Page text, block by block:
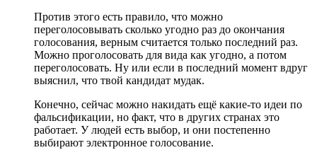
Против этого есть правило, что можно
переголосовывать сколько угодно раз до окончания
голосования, верным считается только последний раз.
Можно проголосовать для вида как угодно, а потом
переголосовать. Ну или если в последний момент вдруг
выяснил, что твой кандидат мудак.
Конечно, сейчас можно накидать ещё какие-то идеи по
фальсификации, но факт, что в других странах это
работает. У людей есть выбор, и они постепенно
выбирают электронное голосование.